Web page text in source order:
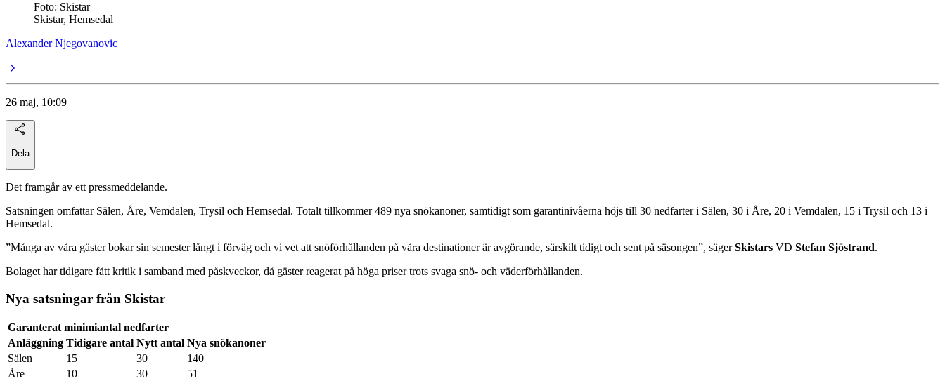
Foto: Skistar
Skistar, Hemsedal
Alexander Njegovanovic
26 maj, 10:09
Dela
Det framgår av ett pressmeddelande.
Satsningen omfattar Sälen, Åre, Vemdalen, Trysil och Hemsedal. Totalt tillkommer 489 nya snökanoner, samtidigt som garantinivåerna höjs till 30 nedfarter i Sälen, 30 i Åre, 20 i Vemdalen, 15 i Trysil och 13 i
Hemsedal.
”Många av våra gäster bokar sin semester långt i förväg och vi vet att snöförhållanden på våra destinationer är avgörande, särskilt tidigt och sent på säsongen”, sägerSkistars VD Stefan Sjöstrand.
Bolaget har tidigare fått kritik i samband med påskveckor, då gäster reagerat på höga priser trots svaga snö- och väderförhållanden.
Nya satsningar från Skistar
Garanterat minimiantal nedfarter
Anläggning Tidigare antal Nytt antal Nya snökanoner
Sälen
15 30
140
Åre
10 30
51